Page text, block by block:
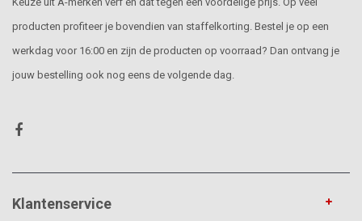
producten profiteer je bovendien van staffelkorting. Bestel je op een
werkdag voor 16:00 en zijn de producten op voorraad? Dan ontvang je
jouw bestelling ook nog eens de volgende dag.
Klantenservice